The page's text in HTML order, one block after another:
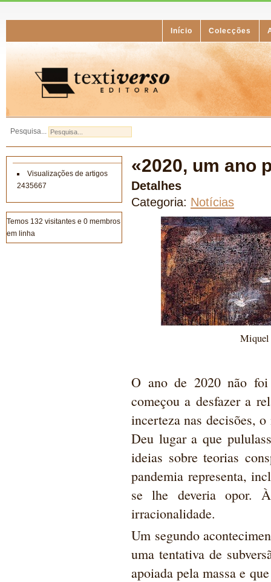
Início Colecções
Pesquisa...
Visualizações de artigos
2435667
Temos 132 visitantes e 0 membros
em linha
«2020, um ano
Detalhes
Categoria: Notícias
O ano de 2020 não foi
começou a desfazer a
incerteza nas decisões,
Deu lugar a que
ideias sobre teorias
pandemia representa,
se lhe deveria opor.
irracionalidade.
Um segundo
uma tentativa de
apoiada pela massa e